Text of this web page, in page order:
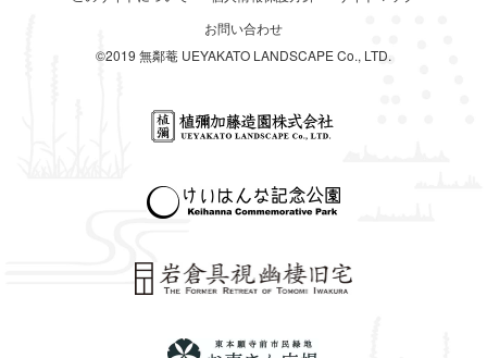
お問い合わせ
©2019 無鄰菴 UEYAKATO LANDSCAPE Co., LTD.